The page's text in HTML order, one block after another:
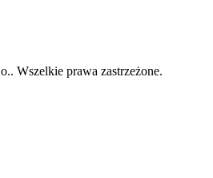
Wszelkie prawa zastrzeżone.